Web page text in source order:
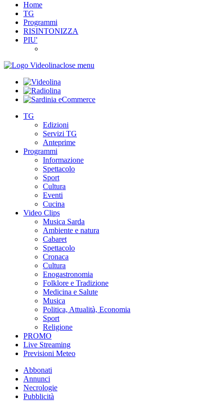
Home
TG
Programmi
RISINTONIZZA
PIU'
close menu
TG
Edizioni
Servizi TG
Anteprime
Programmi
Informazione
Spettacolo
Sport
Cultura
Eventi
Cucina
Video Clips
Musica Sarda
Ambiente e natura
Cabaret
Spettacolo
Cronaca
Cultura
Enogastronomia
Folklore e Tradizione
Medicina e Salute
Musica
Politica, Attualità, Economia
Sport
Religione
PROMO
Live Streaming
Previsioni Meteo
Abbonati
Annunci
Necrologie
Pubblicità